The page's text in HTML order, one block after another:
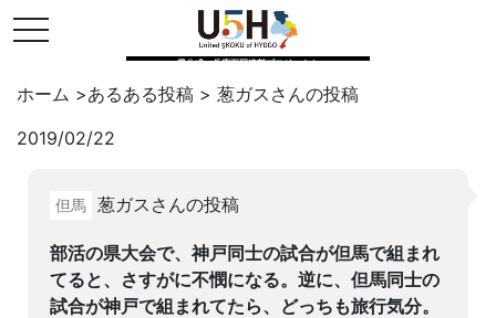
toggle navigation
県公式・兵庫五国連邦プロジェクト
ホーム >あるある投稿 > 葱ガス さんの投稿
2019/02/22
但馬 葱ガスさんの投稿
部活の県大会で、神戸同士の試合が但馬で組まれ
てると、さすがに不憫になる。逆に、但馬同士の
試合が神戸で組まれてたら、どっちも旅行気分。
Twitter
はてブ